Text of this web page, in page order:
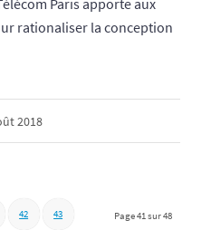
rationaliser la conception
2018
Page 41 sur 48
42 43